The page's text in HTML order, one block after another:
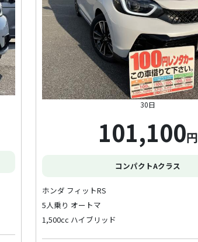
30日
101,100円
コンパクトAクラス
ホンダ フィットRS
5人乗り オートマ
1,500cc ハイブリッド